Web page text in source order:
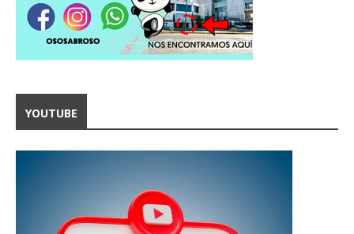
YOUTUBE